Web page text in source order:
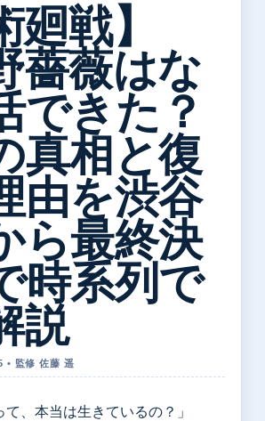
廻戦】
薔薇はな
できた？
真相と復
由を渋谷
ら最終決
時系列で
説
• 監修 佐藤 遥
て、本当は生きているの？」